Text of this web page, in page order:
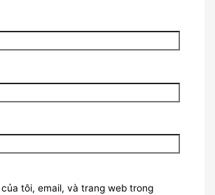
tôi, email, và trang web trong